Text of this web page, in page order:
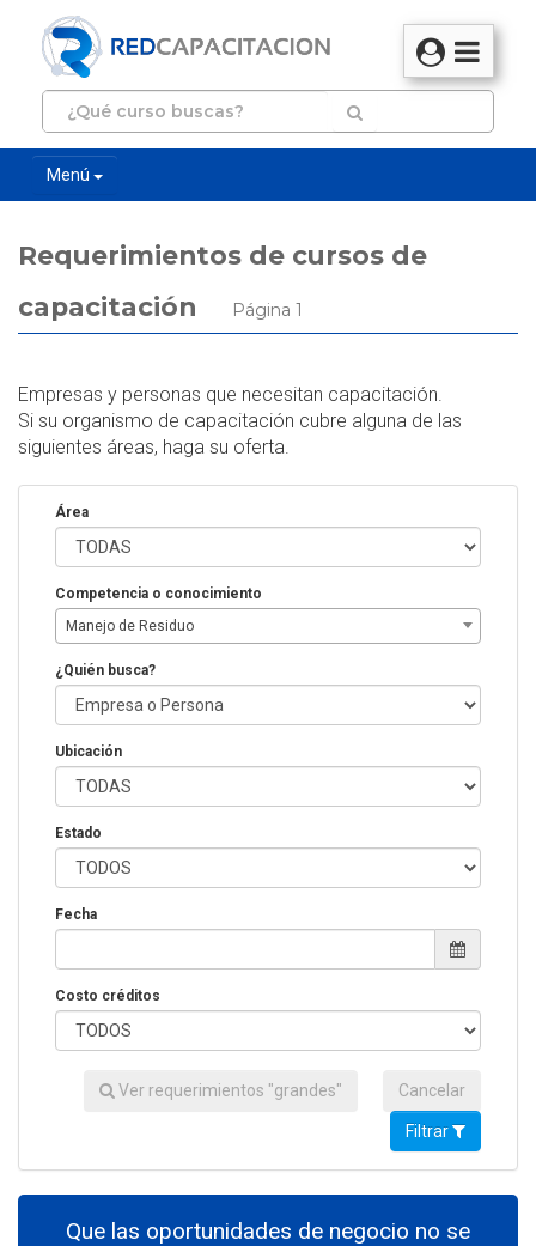
Menú
Requerimientos de cursos de
capacitación
Página 1
Empresas y personas que necesitan capacitación.
Si su organismo de capacitación cubre alguna de las
siguientes áreas, haga su oferta.
Área
Competencia o conocimiento
Manejo de Residuo
¿Quién busca?
Ubicación
Estado
Fecha
Costo créditos
Ver requerimientos "grandes" Cancelar
Filtrar
Que las oportunidades de negocio no se